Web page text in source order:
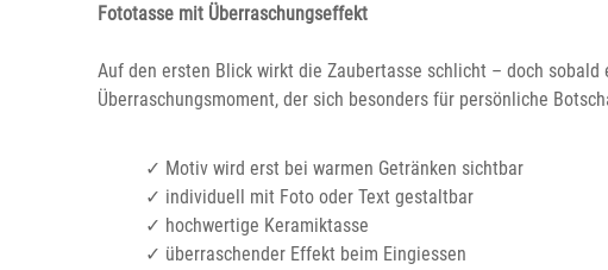
Fototasse mit Überraschungseffekt
Auf den ersten Blick wirkt die Zaubertasse schlicht – doch
Überraschungsmoment, der sich besonders für persönliche
✓ Motiv wird erst bei warmen Getränken sichtbar
✓ individuell mit Foto oder Text gestaltbar
✓ hochwertige Keramiktasse
✓ überraschender Effekt beim Eingiessen